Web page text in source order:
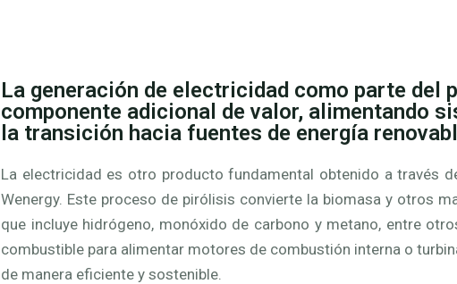
La generación de electricidad como parte del
componente adicional de valor, alimentando
la transición hacia fuentes de energía
La electricidad es otro producto fundamental obtenido a través
Wenergy. Este proceso de pirólisis convierte la biomasa y otros
que incluye hidrógeno, monóxido de carbono y metano, entre
combustible para alimentar motores de combustión interna o
de manera eficiente y sostenible.